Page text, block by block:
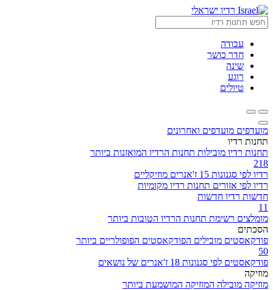
רדיו ישראלי
עבודה
חדר כושר
שינה
רוגע
טיולים
מועדפים מועדפים ואחרונים
תחנות רדיו
תחנות רדיו מובילות תחנות הרדיו המואזנות ביותר
218
רדיו לפי סגנונות 15 ז'אנרים מוזיקליים
רדיו לפי אזורים תחנות רדיו מקומיות
חדשות רדיו חדשות
11
מומלצים רשימת תחנות הרדיו הטובות ביותר
הסכתים
פודקאסטים מובילים הפודקאסטים הפופולריים ביותר
50
פודקאסטים לפי סגנונות 18 ז'אנרים של נושאים
מוזיקה
מוזיקה מובילה המוזיקה המושמעת ביותר